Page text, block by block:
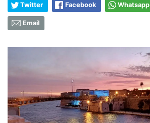
Twitter Facebook Whatsapp
Email